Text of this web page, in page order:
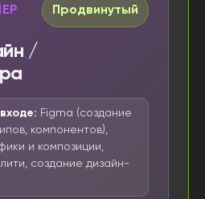
Продвинутый
/
Figma (создание
компонентов),
и композиции,
создание дизайн-